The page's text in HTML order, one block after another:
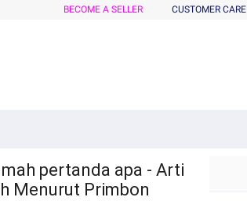
BECOME A SELLER CUSTOMER CARE
pertanda apa - Arti
Menurut Primbon